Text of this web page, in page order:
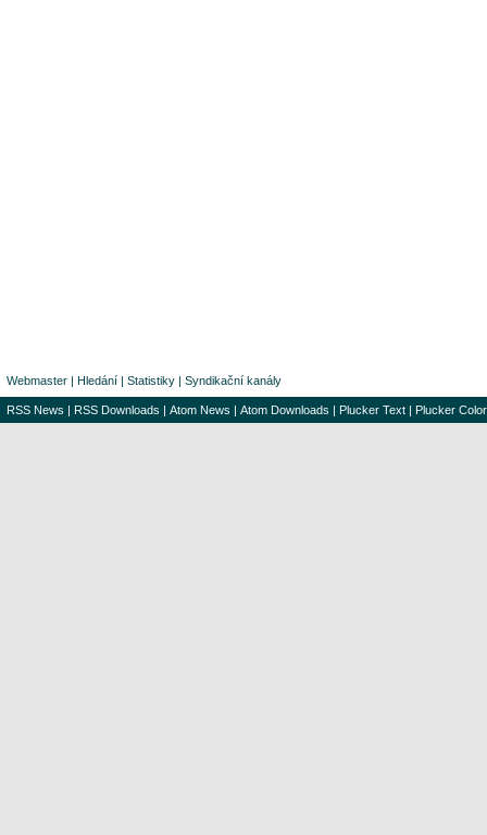
Webmaster | Hledání | Statistiky | Syndikační kanály
RSS News | RSS Downloads | Atom News | Atom Downloads | Plucker Text | Plucker Color